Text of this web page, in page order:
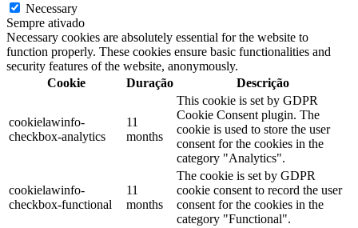
Necessary
Sempre ativado
Necessary cookies are absolutely essential for the website to
function properly. These cookies ensure basic functionalities and
security features of the website, anonymously.
Cookie
Duração Descrição
cookielawinfo-
checkbox-analytics
11
months
This cookie is set by GDPR
Cookie Consent plugin. The
cookie is used to store the user
consent for the cookies in the
category "Analytics".
cookielawinfo-
checkbox-functional
11
months
The cookie is set by GDPR
cookie consent to record the user
consent for the cookies in the
category "Functional".